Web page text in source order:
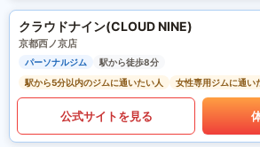
クラウドナイン(CLOUD NINE)
京都西ノ京店
パーソナルジム
駅から徒歩8分
駅から5分以内のジムに通いたい人
女性専用ジムに通い
公式サイトを見る